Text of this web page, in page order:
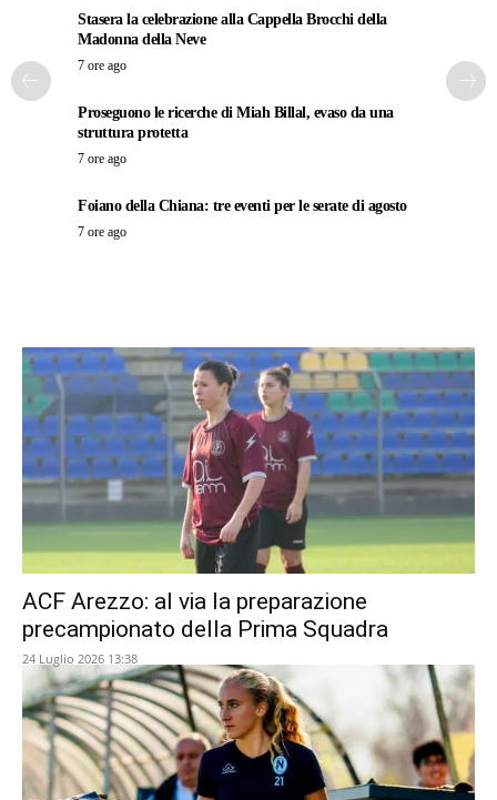
Stasera la celebrazione alla Cappella Brocchi della
Madonna della Neve
7 ore ago
Proseguono le ricerche di Miah Billal, evaso da una
struttura protetta
7 ore ago
Foiano della Chiana: tre eventi per le serate di agosto
7 ore ago
ACF Arezzo: al via la preparazione
precampionato della Prima Squadra
24 Luglio 2026 13:38